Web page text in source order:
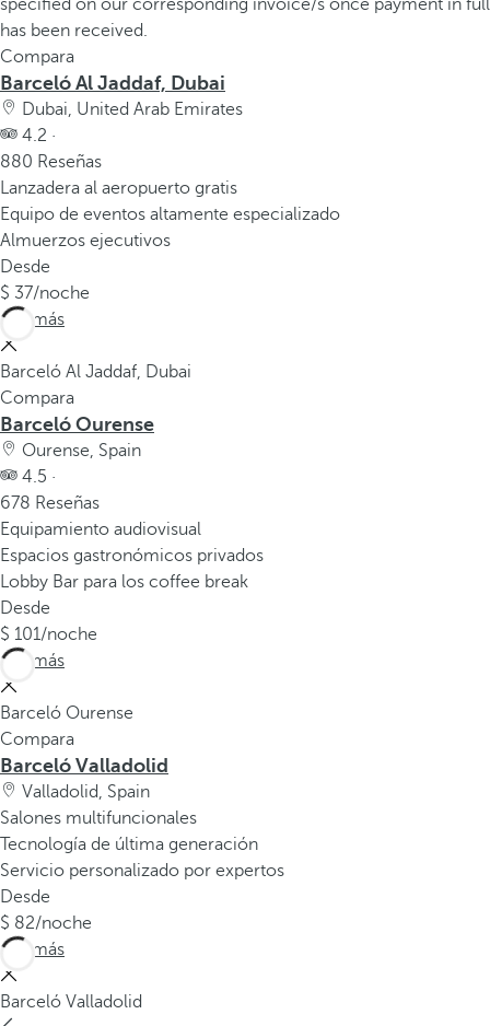
Compara
Barceló Al Jaddaf, Dubai
Dubai, United Arab Emirates
4.2 ·
880 Reseñas
Lanzadera al aeropuerto gratis
Equipo de eventos altamente especializado
Almuerzos ejecutivos
Desde
37/noche
Ver más
Barceló Al Jaddaf, Dubai
Compara
Barceló Ourense
Ourense, Spain
4.5 ·
678 Reseñas
Equipamiento audiovisual
Espacios gastronómicos privados
Lobby Bar para los coffee break
Desde
101/noche
Ver más
Barceló Ourense
Compara
Barceló Valladolid
Valladolid, Spain
Salones multifuncionales
Tecnología de última generación
Servicio personalizado por expertos
Desde
82/noche
Ver más
Barceló Valladolid